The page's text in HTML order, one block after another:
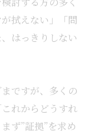
拭えない」「問
はっきりしない
ですが、多くの
れからどうすれ
ず”証拠”を求め